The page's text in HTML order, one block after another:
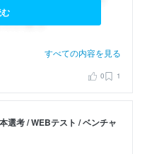
すべての内容を見る
0 1
選考 / WEBテスト / ベンチャ